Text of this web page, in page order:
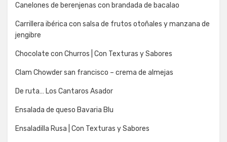
Canelones de berenjenas con brandada de bacalao
Carrillera ibérica con salsa de frutos otoñales y manzana de
jengibre
Chocolate con Churros | Con Texturas y Sabores
Clam Chowder san francisco – crema de almejas
De ruta… Los Cantaros Asador
Ensalada de queso Bavaria Blu
Ensaladilla Rusa | Con Texturas y Sabores